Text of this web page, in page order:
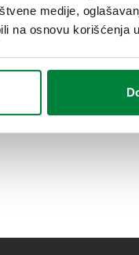
medije,
na osnovu korišćenja